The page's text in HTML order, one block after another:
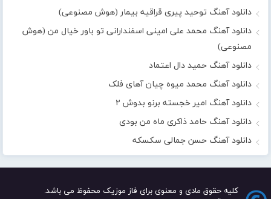
دانلود آهنگ توحید پیری قراقیه بیمار (هوش مصنوعی)
دانلود آهنگ محمد علی امینی اسفندارانی تو باور خیال من (هوش
مصنوعی)
دانلود آهنگ حمید دال اعتماد
دانلود آهنگ محمد میوه چیان آهای فلک
دانلود آهنگ امیر خجسته برنو بدوش ۲
دانلود آهنگ حامد ذاکری ماه من بودی
دانلود آهنگ حسن جمالی سکسکه
کلیه حقوق مادی و معنوی برای فاز موزیک محفوظ می باشد.